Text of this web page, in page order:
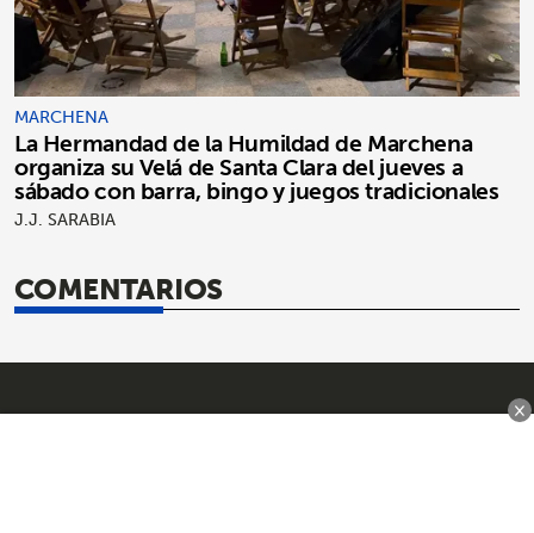
MARCHENA
La Hermandad de la Humildad de Marchena
organiza su Velá de Santa Clara del jueves a
sábado con barra, bingo y juegos tradicionales
J.J. SARABIA
COMENTARIOS
×